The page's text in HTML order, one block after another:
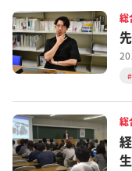
総
総